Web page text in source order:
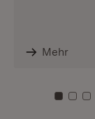
Mehr
ZuZu